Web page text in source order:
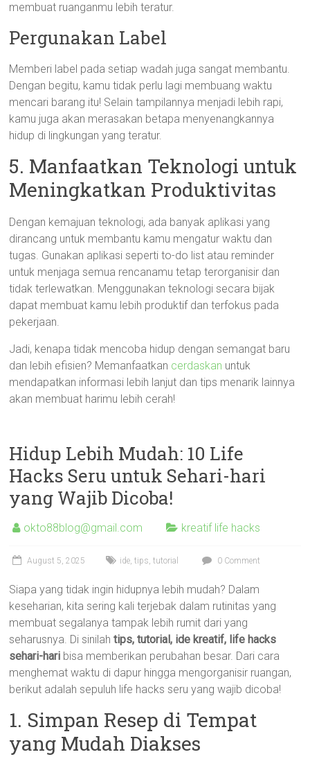
membuat ruanganmu lebih teratur.
Pergunakan Label
Memberi label pada setiap wadah juga sangat membantu.
Dengan begitu, kamu tidak perlu lagi membuang waktu
mencari barang itu! Selain tampilannya menjadi lebih rapi,
kamu juga akan merasakan betapa menyenangkannya
hidup di lingkungan yang teratur.
5. Manfaatkan Teknologi untuk
Meningkatkan Produktivitas
Dengan kemajuan teknologi, ada banyak aplikasi yang
dirancang untuk membantu kamu mengatur waktu dan
tugas. Gunakan aplikasi seperti to-do list atau reminder
untuk menjaga semua rencanamu tetap terorganisir dan
tidak terlewatkan. Menggunakan teknologi secara bijak
dapat membuat kamu lebih produktif dan terfokus pada
pekerjaan.
Jadi, kenapa tidak mencoba hidup dengan semangat baru
dan lebih efisien? Memanfaatkan cerdaskan untuk
mendapatkan informasi lebih lanjut dan tips menarik lainnya
akan membuat harimu lebih cerah!
Hidup Lebih Mudah: 10 Life
Hacks Seru untuk Sehari-hari
yang Wajib Dicoba!
okto88blog@gmail.com kreatif life hacks
August 5, 2025 ide,tips,tutorial 0 Comment
Siapa yang tidak ingin hidupnya lebih mudah? Dalam
keseharian, kita sering kali terjebak dalam rutinitas yang
membuat segalanya tampak lebih rumit dari yang
seharusnya. Di sinilahtips, tutorial, ide kreatif, life hacks
sehari-hari bisa memberikan perubahan besar. Dari cara
menghemat waktu di dapur hingga mengorganisir ruangan,
berikut adalah sepuluh life hacks seru yang wajib dicoba!
1. Simpan Resep di Tempat
yang Mudah Diakses